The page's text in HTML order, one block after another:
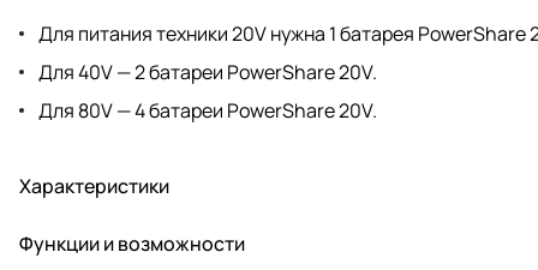
Для питания техники 20V нужна 1 батарея PowerShare
Для 40V — 2 батареи PowerShare 20V.
Для 80V — 4 батареи PowerShare 20V.
Характеристики
Функции и возможности